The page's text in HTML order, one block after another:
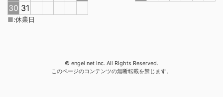
30 31
■:休業日
© engei net Inc. All Rights Reserved.
このページのコンテンツの無断転載を禁じます。